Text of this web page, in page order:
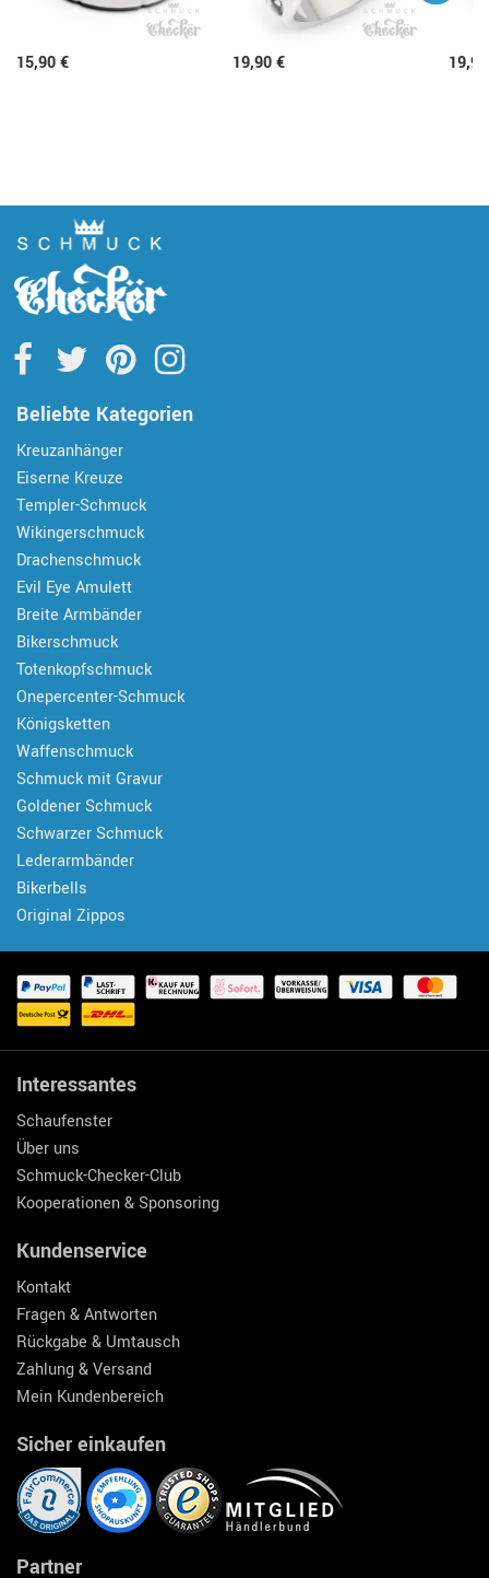
15,90 € 19,90 €
Beliebte Kategorien
Kreuzanhänger
Eiserne Kreuze
Templer-Schmuck
Wikingerschmuck
Drachenschmuck
Evil Eye Amulett
Breite Armbänder
Bikerschmuck
Totenkopfschmuck
Onepercenter-Schmuck
Königsketten
Waffenschmuck
Schmuck mit Gravur
Goldener Schmuck
Schwarzer Schmuck
Lederarmbänder
Bikerbells
Original Zippos
Interessantes
Schaufenster
Über uns
Schmuck-Checker-Club
Kooperationen & Sponsoring
Kundenservice
Kontakt
Fragen & Antworten
Rückgabe & Umtausch
Zahlung & Versand
Mein Kundenbereich
Sicher einkaufen
Partner